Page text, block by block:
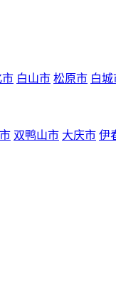
市 白山市 松原市 白城
双鸭山市 大庆市 伊